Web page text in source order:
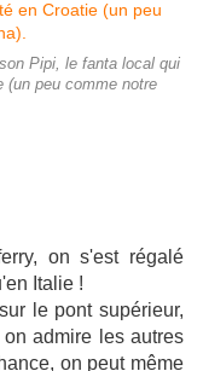
Pipi, le fanta local qui
(un peu comme notre
on s'est régalé
Italie !
le pont supérieur,
admire les autres
on peut même